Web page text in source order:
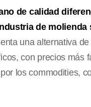
de calidad
de molienda
una alternativa
con precios más
los commodities,